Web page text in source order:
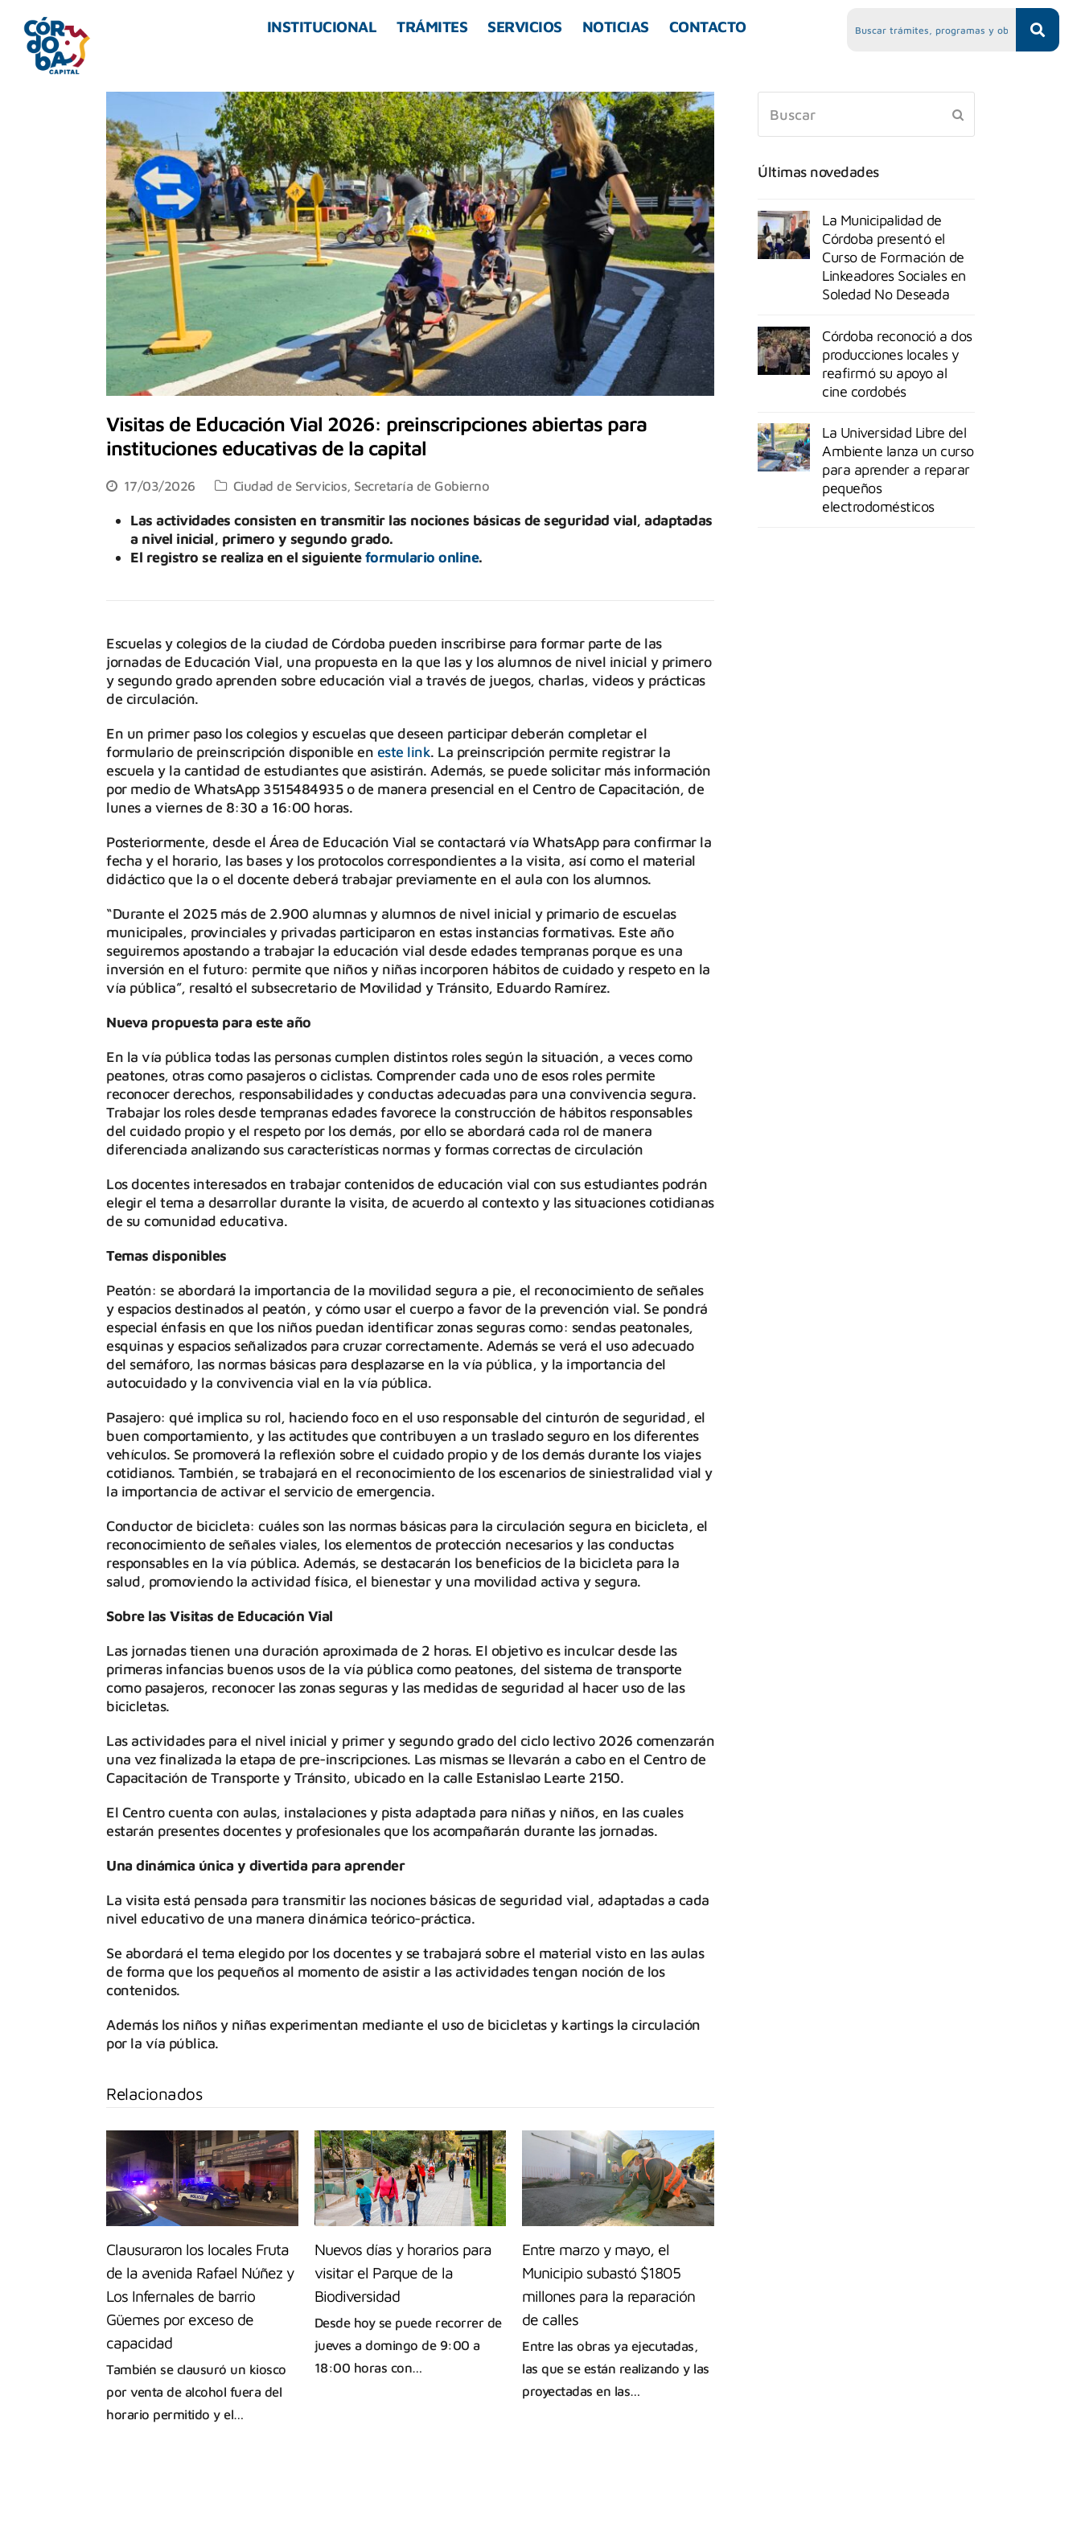
INSTITUCIONAL TRÁMITES SERVICIOS NOTICIAS CONTACTO
Visitas de Educación Vial 2026: preinscripciones abiertas para
instituciones educativas de la capital
17/03/2026 Ciudad de Servicios, Secretaría de Gobierno
Las actividades consisten en transmitir las nociones básicas de seguridad vial, adaptadas
a nivel inicial, primero y segundo grado.
El registro se realiza en el siguienteformulario online.
Escuelas y colegios de la ciudad de Córdoba pueden inscribirse para formar parte de las
jornadas de Educación Vial, una propuesta en la que las y los alumnos de nivel inicial y primero
y segundo grado aprenden sobre educación vial a través de juegos, charlas, videos y prácticas
de circulación.
En un primer paso los colegios y escuelas que deseen participar deberán completar el
formulario de preinscripción disponible en este link. La preinscripción permite registrar la
escuela y la cantidad de estudiantes que asistirán. Además, se puede solicitar más información
por medio de WhatsApp 3515484935 o de manera presencial en el Centro de Capacitación, de
lunes a viernes de 8:30 a 16:00 horas.
Posteriormente, desde el Área de Educación Vial se contactará vía WhatsApp para confirmar la
fecha y el horario, las bases y los protocolos correspondientes a la visita, así como el material
didáctico que la o el docente deberá trabajar previamente en el aula con los alumnos.
“Durante el 2025 más de 2.900 alumnas y alumnos de nivel inicial y primario de escuelas
municipales, provinciales y privadas participaron en estas instancias formativas. Este año
seguiremos apostando a trabajar la educación vial desde edades tempranas porque es una
inversión en el futuro: permite que niños y niñas incorporen hábitos de cuidado y respeto en la
vía pública”, resaltó el subsecretario de Movilidad y Tránsito, Eduardo Ramírez.
Nueva propuesta para este año
En la vía pública todas las personas cumplen distintos roles según la situación, a veces como
peatones, otras como pasajeros o ciclistas. Comprender cada uno de esos roles permite
reconocer derechos, responsabilidades y conductas adecuadas para una convivencia segura.
Trabajar los roles desde tempranas edades favorece la construcción de hábitos responsables
del cuidado propio y el respeto por los demás, por ello se abordará cada rol de manera
diferenciada analizando sus características normas y formas correctas de circulación
Los docentes interesados en trabajar contenidos de educación vial con sus estudiantes podrán
elegir el tema a desarrollar durante la visita, de acuerdo al contexto y las situaciones cotidianas
de su comunidad educativa.
Temas disponibles
Peatón: se abordará la importancia de la movilidad segura a pie, el reconocimiento de señales
y espacios destinados al peatón, y cómo usar el cuerpo a favor de la prevención vial. Se pondrá
especial énfasis en que los niños puedan identificar zonas seguras como: sendas peatonales,
esquinas y espacios señalizados para cruzar correctamente. Además se verá el uso adecuado
del semáforo, las normas básicas para desplazarse en la vía pública, y la importancia del
autocuidado y la convivencia vial en la vía pública.
Pasajero: qué implica su rol, haciendo foco en el uso responsable del cinturón de seguridad, el
buen comportamiento, y las actitudes que contribuyen a un traslado seguro en los diferentes
vehículos. Se promoverá la reflexión sobre el cuidado propio y de los demás durante los viajes
cotidianos. También, se trabajará en el reconocimiento de los escenarios de siniestralidad vial y
la importancia de activar el servicio de emergencia.
Conductor de bicicleta: cuáles son las normas básicas para la circulación segura en bicicleta, el
reconocimiento de señales viales, los elementos de protección necesarios y las conductas
responsables en la vía pública. Además, se destacarán los beneficios de la bicicleta para la
salud, promoviendo la actividad física, el bienestar y una movilidad activa y segura.
Sobre las Visitas de Educación Vial
Las jornadas tienen una duración aproximada de 2 horas. El objetivo es inculcar desde las
primeras infancias buenos usos de la vía pública como peatones, del sistema de transporte
como pasajeros, reconocer las zonas seguras y las medidas de seguridad al hacer uso de las
bicicletas.
Las actividades para el nivel inicial y primer y segundo grado del ciclo lectivo 2026 comenzarán
una vez finalizada la etapa de pre-inscripciones. Las mismas se llevarán a cabo en el Centro de
Capacitación de Transporte y Tránsito, ubicado en la calle Estanislao Learte 2150.
El Centro cuenta con aulas, instalaciones y pista adaptada para niñas y niños, en las cuales
estarán presentes docentes y profesionales que los acompañarán durante las jornadas.
Una dinámica única y divertida para aprender
La visita está pensada para transmitir las nociones básicas de seguridad vial, adaptadas a cada
nivel educativo de una manera dinámica teórico-práctica.
Se abordará el tema elegido por los docentes y se trabajará sobre el material visto en las aulas
de forma que los pequeños al momento de asistir a las actividades tengan noción de los
contenidos.
Además los niños y niñas experimentan mediante el uso de bicicletas y kartings la circulación
por la vía pública.
Relacionados
Clausuraron los locales Fruta
de la avenida Rafael Núñez y
Los Infernales de barrio
Güemes por exceso de
capacidad
También se clausuró un kiosco
por venta de alcohol fuera del
horario permitido y el…
Nuevos días y horarios para
visitar el Parque de la
Biodiversidad
Desde hoy se puede recorrer de
jueves a domingo de 9:00 a
18:00 horas con…
Entre marzo y mayo, el
Municipio subastó $1805
millones para la reparación
de calles
Entre las obras ya ejecutadas,
las que se están realizando y las
proyectadas en las…
Últimas novedades
La Municipalidad de
Córdoba presentó el
Curso de Formación de
Linkeadores Sociales en
Soledad No Deseada
Córdoba reconoció a dos
producciones locales y
reafirmó su apoyo al
cine cordobés
La Universidad Libre del
Ambiente lanza un curso
para aprender a reparar
pequeños
electrodomésticos